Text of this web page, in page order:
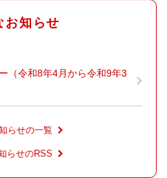
お知らせ
（令和8年4月から令和9年3
らせの一覧
らせのRSS